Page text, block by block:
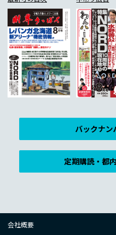
バックナン
定期購読・都
会社概要